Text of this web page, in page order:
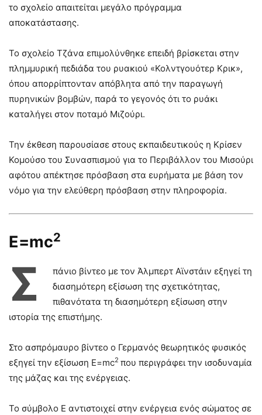
το σχολείο απαιτείται μεγάλο πρόγραμμα
αποκατάστασης.
Το σχολείο Τζάνα επιμολύνθηκε επειδή βρίσκεται στην
πλημμυρική πεδιάδα του ρυακιού «Κολντγουότερ Κρικ»,
όπου απορρίπτονταν απόβλητα από την παραγωγή
πυρηνικών βομβών, παρά το γεγονός ότι το ρυάκι
καταλήγει στον ποταμό Μιζούρι.
Την έκθεση παρουσίασε στους εκπαιδευτικούς η Κρίσεν
Κομούσο του Συνασπισμού για το Περιβάλλον του Μισούρι
αφότου απέκτησε πρόσβαση στα ευρήματα με βάση τον
νόμο για την ελεύθερη πρόσβαση στην πληροφορία.
E=mc2
Σ
πάνιο βίντεο με τον Άλμπερτ Αϊνστάιν εξηγεί τη
διασημότερη εξίσωση της σχετικότητας,
πιθανότατα τη διασημότερη εξίσωση στην
ιστορία της επιστήμης.
Στο ασπρόμαυρο βίντεο ο Γερμανός θεωρητικός φυσικός
εξηγεί την εξίσωση E=mc2 που περιγράφει την ισοδυναμία
της μάζας και της ενέργειας.
Το σύμβολο Ε αντιστοιχεί στην ενέργεια ενός σώματος σε